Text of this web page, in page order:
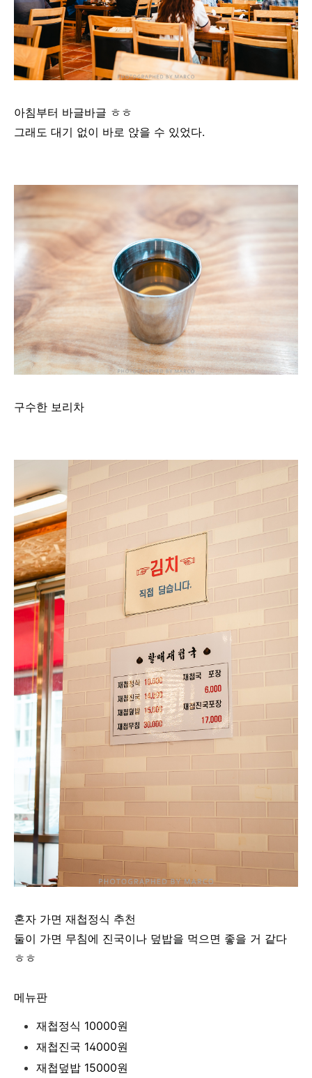
아침부터 바글바글 ㅎㅎ
그래도 대기 없이 바로 앉을 수 있었다.
구수한 보리차
혼자 가면 재첩정식 추천
둘이 가면 무침에 진국이나 덮밥을 먹으면 좋을 거 같다
ㅎㅎ
메뉴판
재첩정식 10000원
재첩진국 14000원
재첩덮밥 15000원